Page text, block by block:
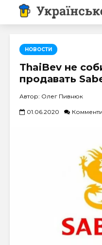
НОВОСТИ
ThaiBev не
продавать
Автор: Олег Пивнюк
01.06.2020